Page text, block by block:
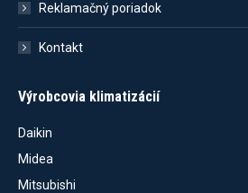
Reklamačný poriadok
Kontakt
Výrobcovia klimatizácií
Daikin
Midea
Mitsubishi